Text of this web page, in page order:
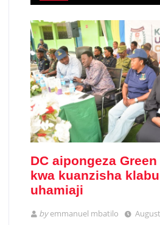
DC aipongeza
kwa kuanzisha
uhamiaji
byemmanuel mbatilo